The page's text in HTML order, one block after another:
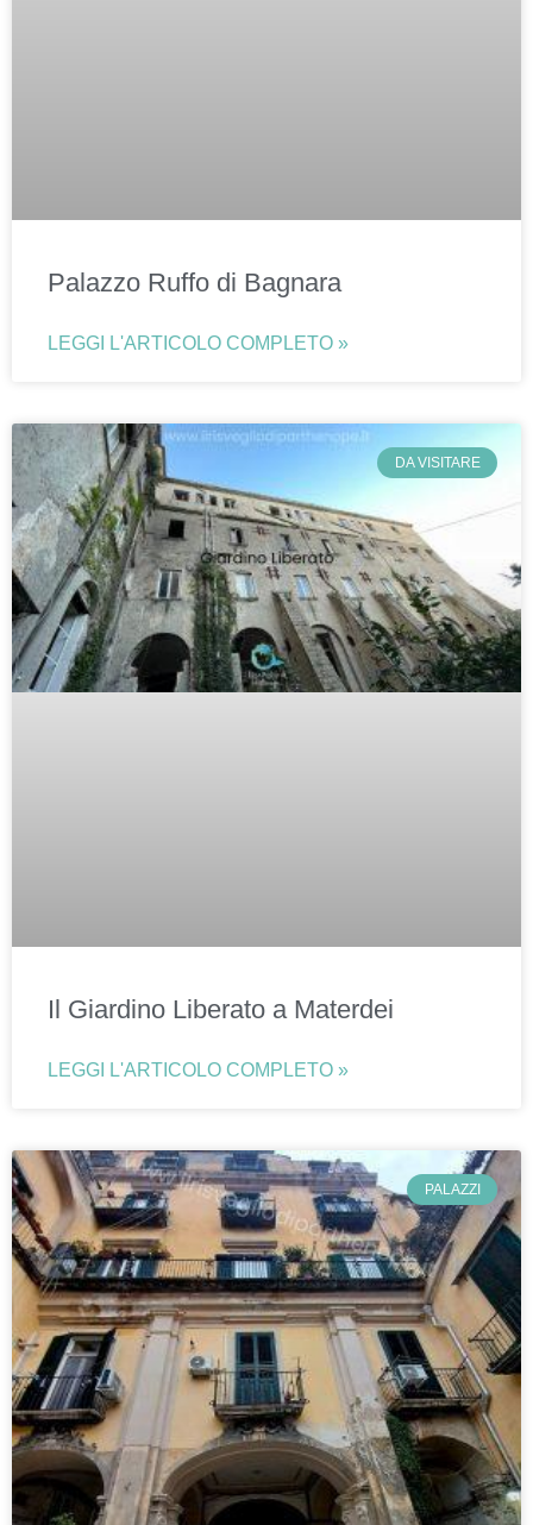
Palazzo Ruffo di Bagnara
LEGGI L'ARTICOLO COMPLETO »
DA VISITARE
Il Giardino Liberato a Materdei
LEGGI L'ARTICOLO COMPLETO »
PALAZZI